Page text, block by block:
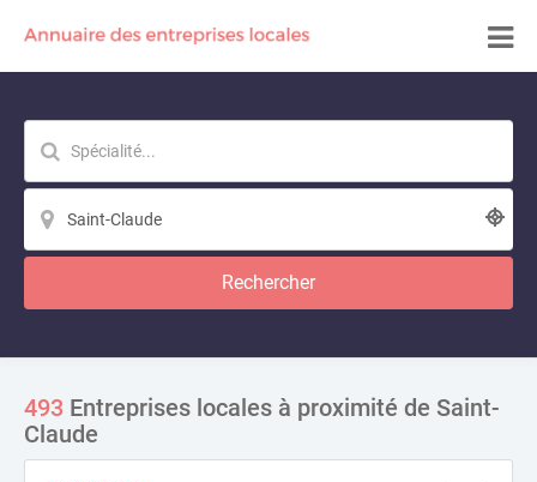
Rechercher
493 Entreprises locales à proximité de Saint-
Claude